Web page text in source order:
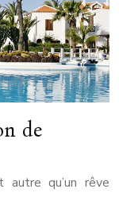
de
autre qu’un rêve